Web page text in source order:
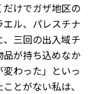
けでガザ地区の
ル、パレスチナ
三回の出入域チ
が持ち込めなか
わった」といっ
とがない私は、